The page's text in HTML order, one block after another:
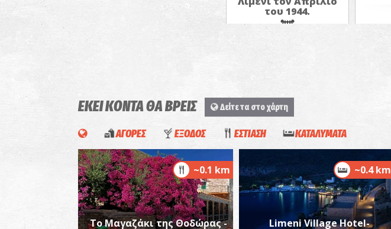
του 1944.
ΕΚΕΙ ΚΟΝΤΑ ΘΑ ΒΡΕΙΣ Δείτε τα στο χάρτη
ΑΓΟΡΕΣ ΕΞΟΔΟΣ ΕΣΤΙΑΣΗ ΚΑΤΑΛΥΜΑΤΑ
~0.1 km
Το Μαγαζάκι της Θοδώρας -
~0.4 km
Limeni Village Hotel-